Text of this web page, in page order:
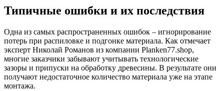
Типичные ошибки и их последствия
Одна из самых распространенных ошибок – игнорирование
потерь при распиловке и подгонке материала. Как отмечает
эксперт Николай Романов из компании Planken77.shop,
многие заказчики забывают учитывать технологические
зазоры и припуски на обработку древесины. В результате они
получают недостаточное количество материала уже на этапе
монтажа.